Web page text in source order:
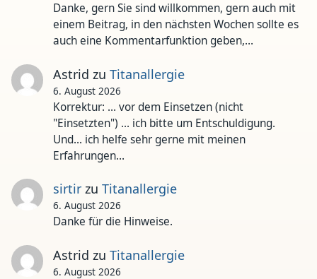
Danke, gern Sie sind willkommen, gern auch mit
einem Beitrag, in den nächsten Wochen sollte es
auch eine Kommentarfunktion geben,…
Astrid zu Titanallergie
6. August 2026
Korrektur: ... vor dem Einsetzen (nicht
"Einsetzten") ... ich bitte um Entschuldigung.
Und... ich helfe sehr gerne mit meinen
Erfahrungen…
sirtirzu Titanallergie
6. August 2026
Danke für die Hinweise.
Astrid zu Titanallergie
6. August 2026